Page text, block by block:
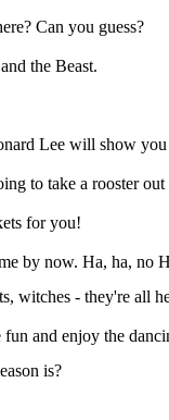
Can you guess?
the Beast.
Lee will show
to take a rooster
for you!
by now. Ha, ha, no
witches - they're all
fun and enjoy the
is?